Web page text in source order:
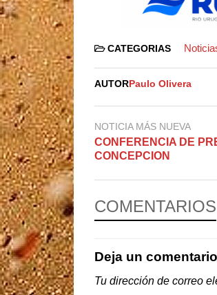
CATEGORIAS
AUTOR Paulo Olivera
NOTICIA MÁS NUEVA
CONFERENCIA DE
CONCEPCION
COMENTARIOS
Deja un comentario
Tu dirección de correo